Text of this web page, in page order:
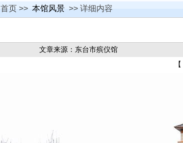
首页 >> 本馆风景 >> 详细内容
文章来源：东台市殡仪馆
【